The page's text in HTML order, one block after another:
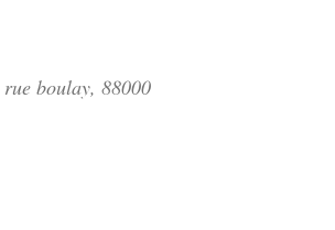
rue boulay, 88000